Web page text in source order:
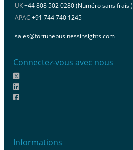
UK+44 808 502 0280 (Numéro sans frais )
APAC +91 744 740 1245
sales@fortunebusinessinsights.com
Connectez-vous avec nous
Informations